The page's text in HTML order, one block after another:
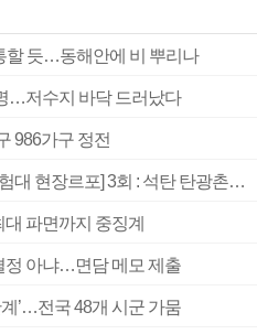
할 듯…동해안에 비 뿌리나
…저수지 바닥 드러났다
986가구 정전
[2026 부산청소년극지체험탐험대 현장르포] 3회 : 석탄 탄광촌에서 북극 연구의 중심지로
대 파면까지 중징계
정 아냐…면담 메모 제출
계’…전국 48개 시군 가뭄